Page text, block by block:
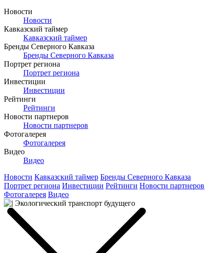
Новости
Новости
Кавказский таймер
Кавказский таймер
Бренды Северного Кавказа
Бренды Северного Кавказа
Портрет региона
Портрет региона
Инвестиции
Инвестиции
Рейтинги
Рейтинги
Новости партнеров
Новости партнеров
Фотогалерея
Фотогалерея
Видео
Видео
Новости Кавказский таймер Бренды Северного Кавказа
Портрет региона Инвестиции Рейтинги Новости партнеров
Фотогалерея Видео